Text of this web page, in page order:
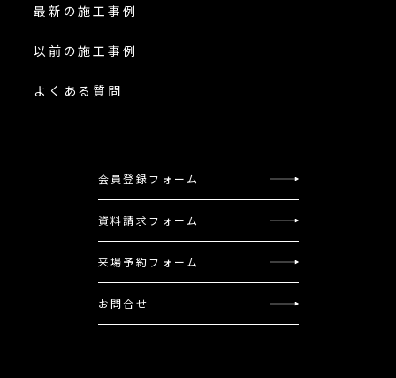
最新の施工事例
以前の施工事例
よくある質問
会員登録フォーム
資料請求フォーム
来場予約フォーム
お問合せ